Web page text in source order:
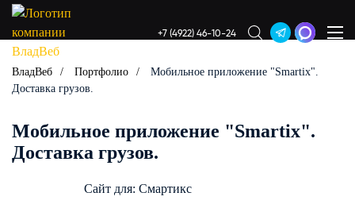
+7 (4922) 46-10-24
ВладВеб Портфолио
Мобильное приложение "Smartix".
Доставка грузов.
Мобильное приложение "Smartix".
Доставка грузов.
Сайт для: Смартикс